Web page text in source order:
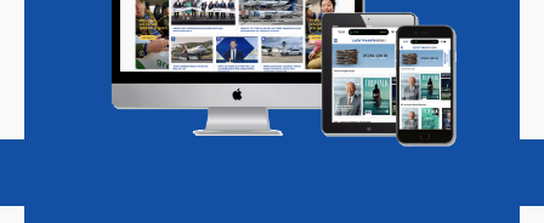
Magazine Podcasts Vacatures